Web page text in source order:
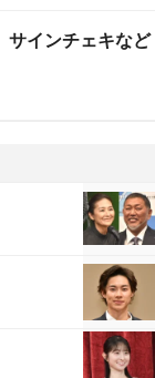
サインチェキなど